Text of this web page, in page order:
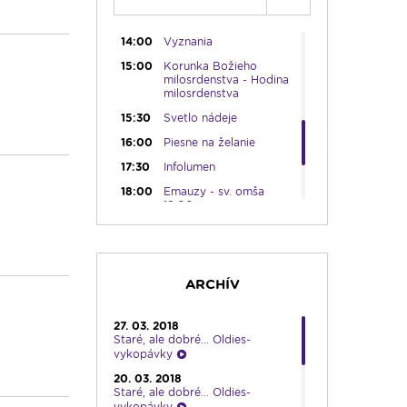
13:00
Rozhlasová hra
14:00
Vyznania
15:00
Korunka Božieho
milosrdenstva - Hodina
milosrdenstva
15:30
Svetlo nádeje
16:00
Piesne na želanie
17:30
Infolumen
18:00
Emauzy - sv. omša
18:00
19:00
Slávnostný ruženec
19:30
Kresťanské noviny
Rádio Vatikán - SK
20:30
Karmel
22:30
Pohoda s klasikou
ARCHÍV
27. 03. 2018
Staré, ale dobré... Oldies-
vykopávky
20. 03. 2018
Staré, ale dobré... Oldies-